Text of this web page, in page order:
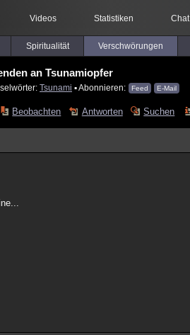
Videos Statistiken Chat
Spiritualität Verschwörungen
an Tsunamiopfer
Tsunami ▪ Abonnieren: Feed E-Mail
Beobachten Antworten Suchen